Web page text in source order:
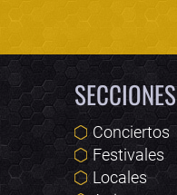
SECCIONES
Conciertos
Festivales
Locales